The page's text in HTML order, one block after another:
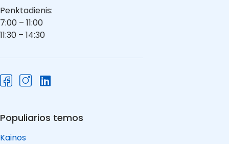
Penktadienis:
7:00 – 11:00
11:30 – 14:30
Populiarios temos
Kainos